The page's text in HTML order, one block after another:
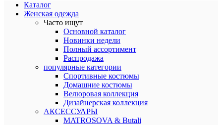
Каталог
Женская одежда
Часто ищут
Основной каталог
Новинки недели
Полный ассортимент
Распродажа
популярные категории
Спортивные костюмы
Домашние костюмы
Велюровая коллекция
Дизайнерская коллекция
АКСЕССУАРЫ
MATROSOVA & Butali